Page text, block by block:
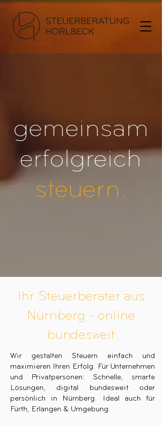
gemeinsam
erfolgreich
steuern.
Ihr Steuerberater aus
Nürnberg - online
bundesweit
Wir gestalten Steuern einfach und
maximieren Ihren Erfolg. Für Unternehmen
und Privatpersonen: Schnelle, smarte
Lösungen, digital bundesweit oder
persönlich in Nürnberg. Ideal auch für
Fürth, Erlangen & Umgebung.